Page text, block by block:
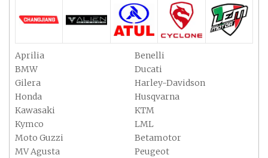
Aprilia
Benelli
BMW
Ducati
Gilera
Harley-Davidson
Honda
Husqvarna
Kawasaki
KTM
Kymco
LML
Moto Guzzi
Betamotor
MV Agusta
Peugeot